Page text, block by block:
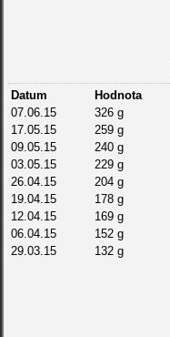
Datum Hodnota
07.06.15
326 g
17.05.15
259 g
09.05.15
240 g
03.05.15
229 g
26.04.15
204 g
19.04.15
178 g
12.04.15
169 g
06.04.15
152 g
29.03.15
132 g